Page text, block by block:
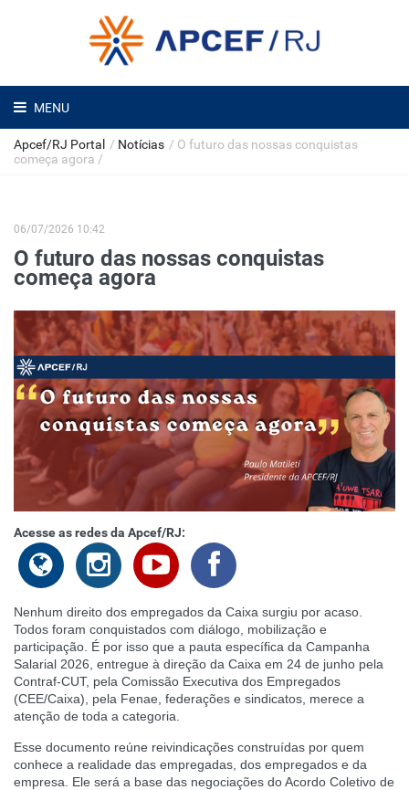
MENU
Apcef/RJ Portal / Notícias / O futuro das nossas conquistas
começa agora /
06/07/2026 10:42
O futuro das nossas conquistas
começa agora
Acesse as redes da Apcef/RJ:
Nenhum direito dos empregados da Caixa surgiu por acaso.
Todos foram conquistados com diálogo, mobilização e
participação. É por isso que a pauta específica da Campanha
Salarial 2026, entregue à direção da Caixa em 24 de junho pela
Contraf-CUT, pela Comissão Executiva dos Empregados
(CEE/Caixa), pela Fenae, federações e sindicatos, merece a
atenção de toda a categoria.
Esse documento reúne reivindicações construídas por quem
conhece a realidade das empregadas, dos empregados e da
empresa. Ele será a base das negociações do Acordo Coletivo de